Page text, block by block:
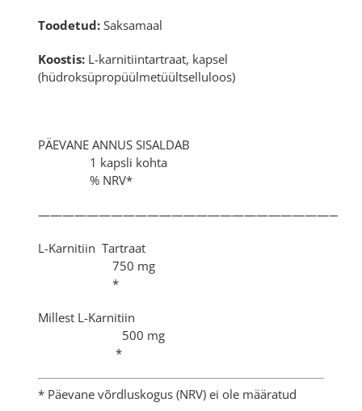
Toodetud:Saksamaal
Koostis: L-karnitiintartraat, kapsel
(hüdroksüpropüülmetüültselluloos)
PÄEVANE ANNUS SISALDAB
1 kapsli kohta
% NRV*
L-Karnitiin Tartraat
750 mg
*
Millest L-Karnitiin
500 mg
*
* Päevane võrdluskogus (NRV) ei ole määratud